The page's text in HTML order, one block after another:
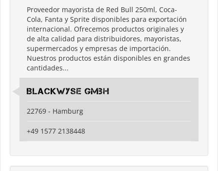
Proveedor mayorista de Red Bull 250ml, Coca-
Cola, Fanta y Sprite disponibles para exportación
internacional. Ofrecemos productos originales y
de alta calidad para distribuidores, mayoristas,
supermercados y empresas de importación.
Nuestros productos están disponibles en grandes
cantidades...
Blackwyse GmbH
22769 - Hamburg
+49 1577 2138448